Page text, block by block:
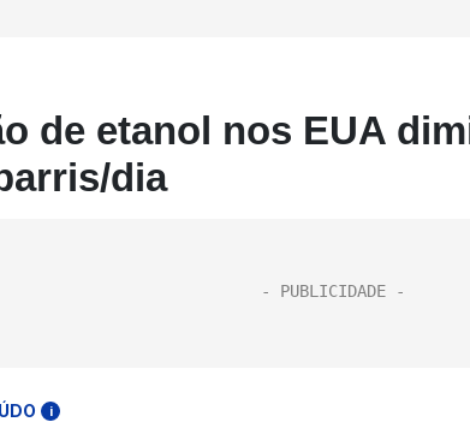
de etanol nos EUA
dia
i